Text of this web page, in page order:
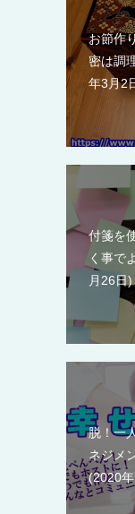
お節作
密は調
年3月2
付箋を
く事で
月26日
脱！一
ネジメ
2020